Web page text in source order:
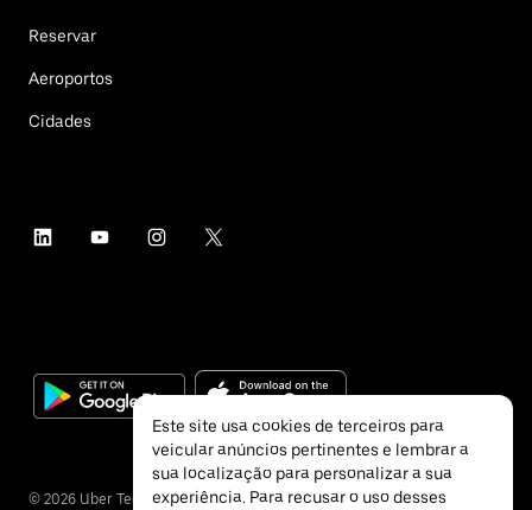
Reservar
Aeroportos
Cidades
© 2026 Uber Technologies Inc.
Este site usa cookies de terceiros para
veicular anúncios pertinentes e lembrar a
sua localização para personalizar a sua
experiência. Para recusar o uso desses